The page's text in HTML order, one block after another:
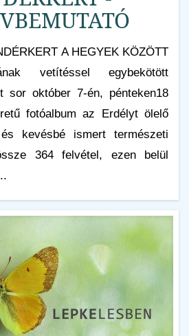
A HEGYEK KÖZÖTT
vetítéssel egybekötött
sor október 7-én, pénteken18
fotóalbum az Erdélyt ölelő
kevésbé ismert természeti
364 felvétel, ezen belül